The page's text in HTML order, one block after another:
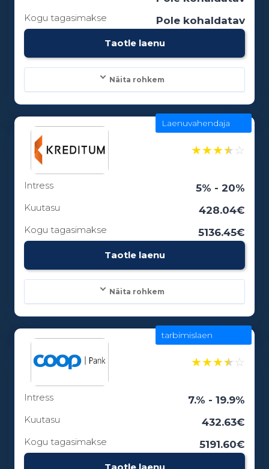
Kogu tagasimakse Pole kohaldatav
Taotle laenu
Näita rohkem
100 - 5000€
Laenuperiood:
★★★★☆
Intress 5% - 20%
Kuutasu 428.04€
Kogu tagasimakse 5136.45€
Taotle laenu
Laenuvahendaja
Näita rohkem
Laenuperiood:
★★★★☆
Intress 7.% - 19.9%
Kuutasu 432.63€
Kogu tagasimakse 5191.60€
tarbimislaen